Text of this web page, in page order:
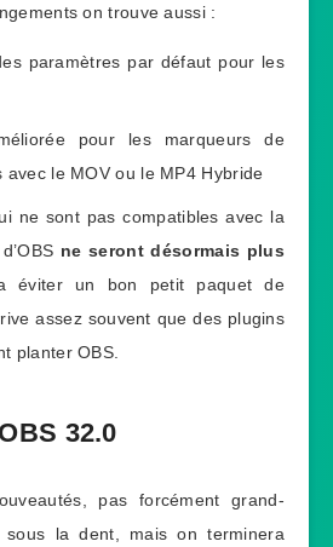
on trouve aussi :
paramètres par défaut pour les
pour les marqueurs de
avec le MOV ou le MP4 Hybride
ne sont pas compatibles avec la
ne seront désormais plus
éviter un bon petit paquet de
assez souvent que des plugins
planter OBS.
32.0
pas forcément grand-
la dent, mais on terminera